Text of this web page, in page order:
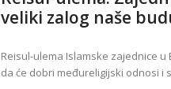
veliki zalog naše
Reisul-ulema Islamske zajednice
da će dobri međureligijski odnosi